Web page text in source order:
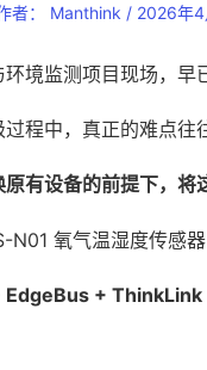
者： Manthink / 2026年4
境监测项目现场，
程中，真正的难点往
有设备的前提下，将
N01 氧气温湿度传感
EdgeBus + ThinkLink